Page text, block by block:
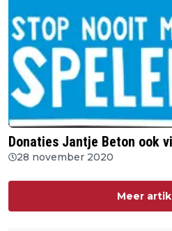
Donaties Jantje Beton ook
28 november 2020
Meer